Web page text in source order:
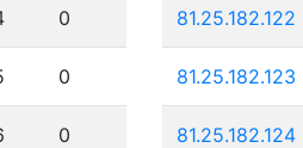
0
0
0
81.25.182.122
81.25.182.123
81.25.182.124